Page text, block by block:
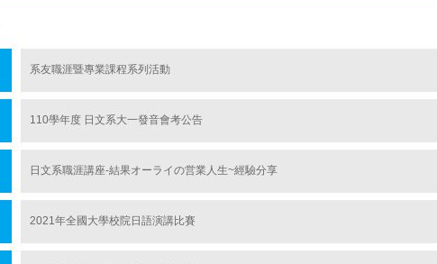
系友職涯暨專業課程系列活動
110學年度 日文系大一發音會考公告
日文系職涯講座-結果オーライの営業人生~經驗分享
2021年全國大學校院日語演講比賽